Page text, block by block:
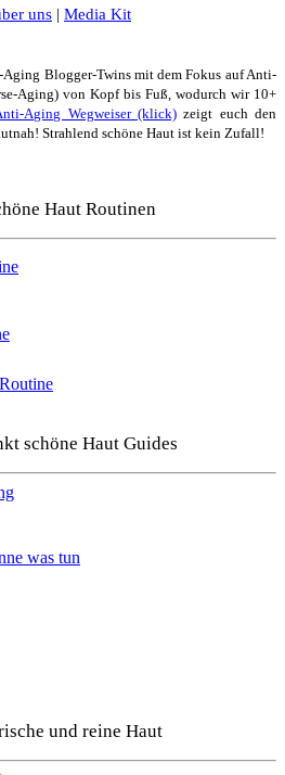
uns | Media Kit
Blogger-Twins mit dem Fokus auf Anti-
Aging) von Kopf bis Fuß, wodurch wir 10+
Aging Wegweiser (klick) zeigt euch den
Strahlend schöne Haut ist kein Zufall!
Haut Routinen
schöne Haut Guides
und reine Haut